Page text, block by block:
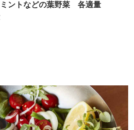
ントなどの葉野菜 各適量